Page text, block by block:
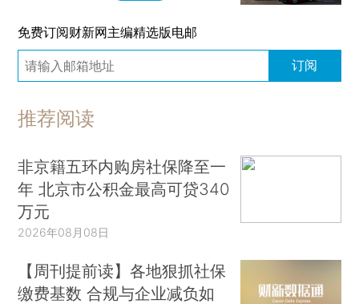
免费订阅财新网主编精选版电邮
订阅
推荐阅读
非京籍五环内购房社保降至一
年 北京市公积金最高可贷340
万元
2026年08月08日
【周刊提前读】各地狠抓社保
缴费基数 合规与企业减负如